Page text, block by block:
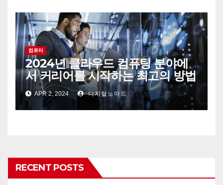
컴퓨터
2024년 클라우드 컴퓨팅 분야에
서 커리어를 시작하는 최고의 방법
APR 2, 2024 디지털노마드
RECENT POSTS